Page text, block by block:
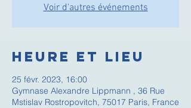
Voir d'autres événements
Heure et lieu
25 févr. 2023, 16:00
Gymnase Alexandre Lippmann , 36 Rue
Mstislav Rostropovitch, 75017 Paris, France